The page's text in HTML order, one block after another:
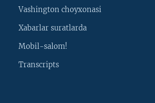
Vashington choyxonasi
Xabarlar suratlarda
Mobil-salom!
Transcripts